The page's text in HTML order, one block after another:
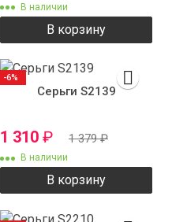
В наличии
В корзину
Серьги S2139
1 310 ₽ 1 379₽
В наличии
В корзину
-6%